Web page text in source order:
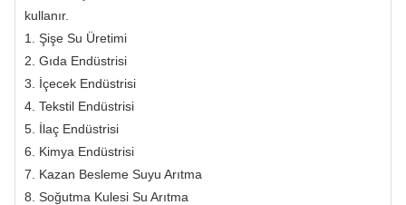
kullanır.
1. Şişe Su Üretimi
2. Gıda Endüstrisi
3. İçecek Endüstrisi
4. Tekstil Endüstrisi
5. İlaç Endüstrisi
6. Kimya Endüstrisi
7. Kazan Besleme Suyu Arıtma
8. Soğutma Kulesi Su Arıtma